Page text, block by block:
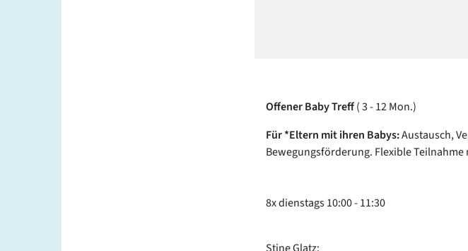
Offener Baby Treff( 3 - 12 Mon.)
Für *Eltern mit ihren Babys:Austausch,
Bewegungsförderung. Flexible Teilnahme
8x dienstags 10:00 - 11:30